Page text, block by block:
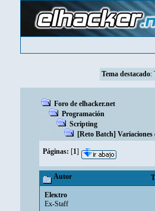
Tema destacado:
Foro de elhacker.net
Programación
Scripting
[Reto Batch] Variaciones
Páginas: [1]
Autor
Eleкtro
Ex-Staff